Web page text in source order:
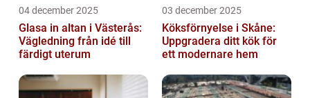
04 december 2025
Glasa in altan i Västerås:
Vägledning från idé till
färdigt uterum
03 december 2025
Köksförnyelse i Skåne:
Uppgradera ditt kök för
ett modernare hem